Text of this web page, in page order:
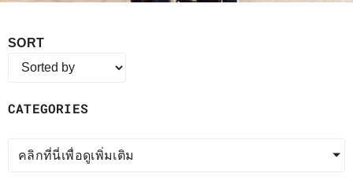
SORT
CATEGORIES
คลิกที่นี่เพื่อดูเพิ่มเติม